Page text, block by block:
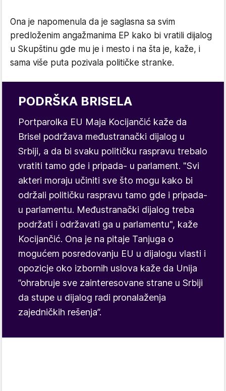
Ona je napomenula da je saglasna sa svim
predloženim angažmanima EP kako bi vratili dijalog
u Skupštinu gde mu je i mesto i na šta je, kaže, i
sama više puta pozivala političke stranke.
PODRŠKA BRISELA
Portparolka EU Maja Kocijančić kaže da
Brisel podržava međustranački dijalog u
Srbiji, a da bi svaku političku raspravu trebalo
vratiti tamo gde i pripada- u parlament. "Svi
akteri moraju učiniti sve što mogu kako bi
održali političku raspravu tamo gde i pripada-
u parlamentu. Međustranački dijalog treba
podržati i održavati ga u parlamentu", kaže
Kocijančić. Ona je na pitaje Tanjuga o
mogućem posredovanju EU u dijalogu vlasti i
opozicje oko izbornih uslova kaže da Unija
”ohrabruje sve zainteresovane strane u Srbiji
da stupe u dijalog radi pronalaženja
zajedničkih rešenja”.